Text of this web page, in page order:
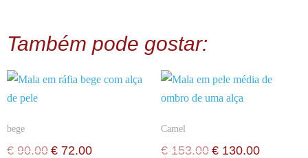
Também pode gostar:
bege
€ 90.00 € 72.00
Camel
€ 153.00 € 130.00